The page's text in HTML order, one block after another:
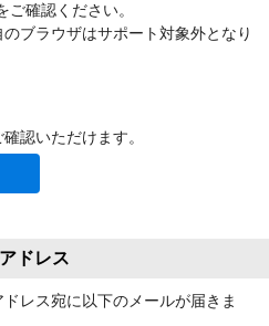
確認ください。
ブラウザはサポート対象外となり
認いただけます。
ドレス
レス宛に以下のメールが届きま